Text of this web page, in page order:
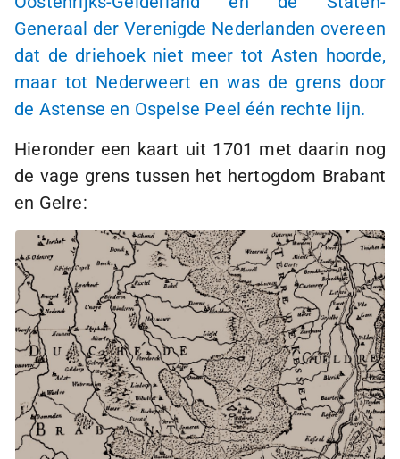
Generaal der Verenigde Nederlanden overeen
dat de driehoek niet meer tot Asten hoorde,
maar tot Nederweert en was de grens door
de Astense en Ospelse Peel één rechte lijn.
Hieronder een kaart uit 1701 met daarin nog
de vage grens tussen het hertogdom Brabant
en Gelre: